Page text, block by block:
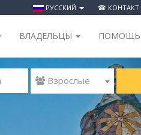
РУССКИЙ ☎ КОНТАКТ
ВЛАДЕЛЬЦЫ ПОМОЩЬ
 Взрослые